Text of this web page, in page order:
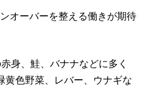
オーバーを整える働きが期待
身、鮭、バナナなどに多く
黄色野菜、レバー、ウナギな